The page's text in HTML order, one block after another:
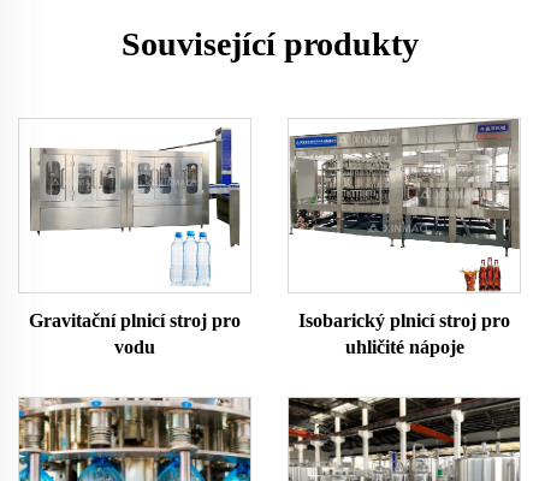
Související produkty
Gravitační plnicí stroj pro
vodu
Isobarický plnicí stroj pro
uhličité nápoje